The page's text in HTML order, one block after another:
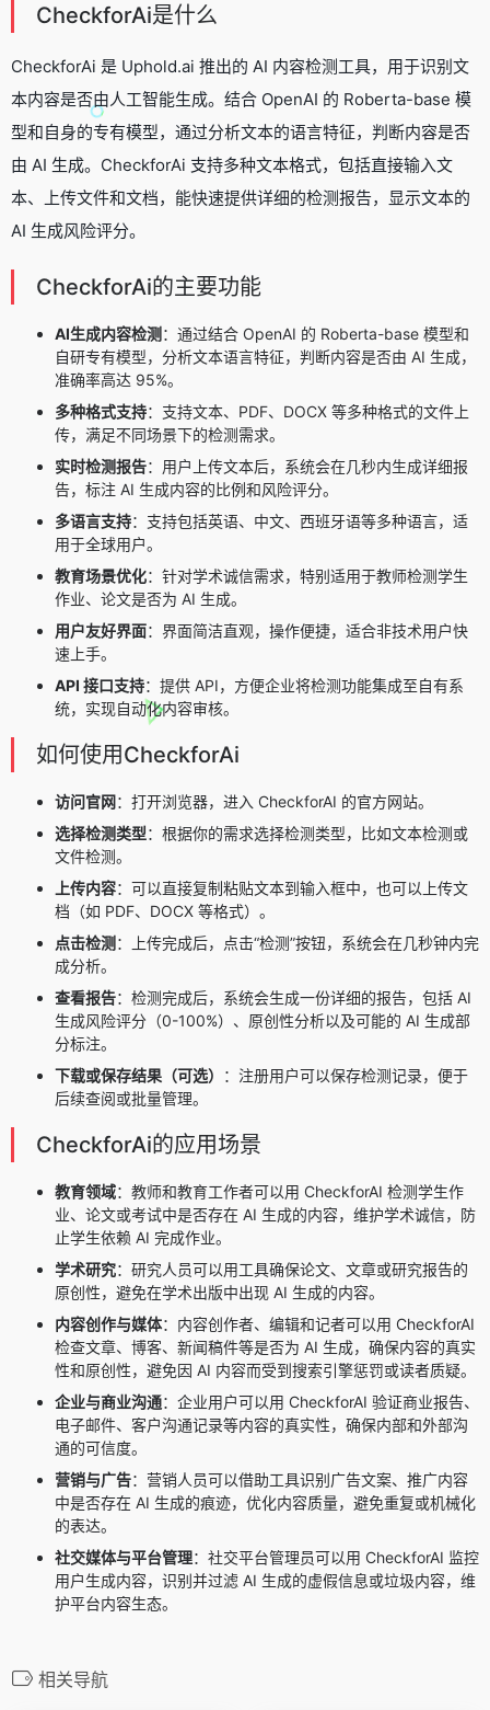
CheckforAi是什么
CheckforAi 是 Uphold.ai 推出的 AI 内容检测工具，用于识别文
本内容是否由人工智能生成。结合 OpenAI 的 Roberta-base 模
型和自身的专有模型，通过分析文本的语言特征，判断内容是否
由 AI 生成。CheckforAi 支持多种文本格式，包括直接输入文
本、上传文件和文档，能快速提供详细的检测报告，显示文本的
AI 生成风险评分。
CheckforAi的主要功能
AI生成内容检测 ：通过结合 OpenAI 的 Roberta-base 模型和
自研专有模型，分析文本语言特征，判断内容是否由 AI 生成，
准确率高达 95%。
多种格式支持：支持文本、PDF、DOCX 等多种格式的文件上
传，满足不同场景下的检测需求。
实时检测报告：用户上传文本后，系统会在几秒内生成详细报
告，标注 AI 生成内容的比例和风险评分。
多语言支持：支持包括英语、中文、西班牙语等多种语言，适
用于全球用户。
教育场景优化：针对学术诚信需求，特别适用于教师检测学生
作业、论文是否为 AI 生成。
用户友好界面：界面简洁直观，操作便捷，适合非技术用户快
速上手。
API 接口支持：提供 API，方便企业将检测功能集成至自有系
统，实现自动化内容审核。
如何使用CheckforAi
访问官网：打开浏览器，进入 CheckforAI 的官方网站。
选择检测类型：根据你的需求选择检测类型，比如文本检测或
文件检测。
上传内容：可以直接复制粘贴文本到输入框中，也可以上传文
档（如 PDF、DOCX 等格式）。
点击检测 ：上传完成后，点击“检测”按钮，系统会在几秒钟内完
成分析。
查看报告：检测完成后，系统会生成一份详细的报告，包括 AI
生成风险评分（0-100%）、原创性分析以及可能的 AI 生成部
分标注。
下载或保存结果（可选）
：注册用户可以保存检测记录，便于
后续查阅或批量管理。
CheckforAi的应用场景
教育领域：教师和教育工作者可以用 CheckforAI 检测学生作
业、论文或考试中是否存在 AI 生成的内容，维护学术诚信，防
止学生依赖 AI 完成作业。
学术研究：研究人员可以用工具确保论文、文章或研究报告的
原创性，避免在学术出版中出现 AI 生成的内容。
内容创作与媒体：内容创作者、编辑和记者可以用 CheckforAI
检查文章、博客、新闻稿件等是否为 AI 生成，确保内容的真实
性和原创性，避免因 AI 内容而受到搜索引擎惩罚或读者质疑。
企业与商业沟通：企业用户可以用 CheckforAI 验证商业报告、
电子邮件、客户沟通记录等内容的真实性，确保内部和外部沟
通的可信度。
营销与广告：营销人员可以借助工具识别广告文案、推广内容
中是否存在 AI 生成的痕迹，优化内容质量，避免重复或机械化
的表达。
社交媒体与平台管理：社交平台管理员可以用 CheckforAI 监控
用户生成内容，识别并过滤 AI 生成的虚假信息或垃圾内容，维
护平台内容生态。
相关导航